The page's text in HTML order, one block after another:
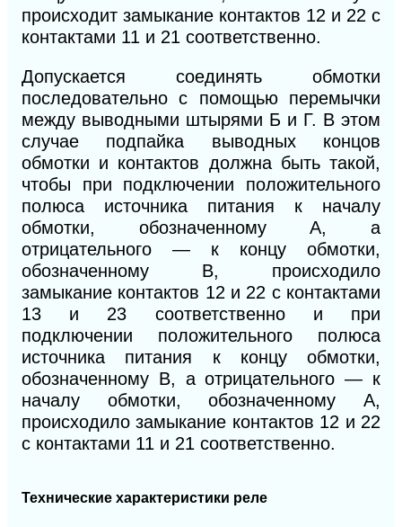
происходит замыкание контактов 12 и 22 с
контактами 11 и 21 соответственно.
Допускается соединять обмотки
последовательно с помощью перемычки
между выводными штырями Б и Г. В этом
случае подпайка выводных концов
обмотки и контактов должна быть такой,
чтобы при подключении положительного
полюса источника питания к началу
обмотки, обозначенному А, а
отрицательного — к концу обмотки,
обозначенному В, происходило
замыкание контактов 12 и 22 с контактами
13 и 23 соответственно и при
подключении положительного полюса
источника питания к концу обмотки,
обозначенному В, а отрицательного — к
началу обмотки, обозначенному А,
происходило замыкание контактов 12 и 22
с контактами 11 и 21 соответственно.
Технические характеристики реле